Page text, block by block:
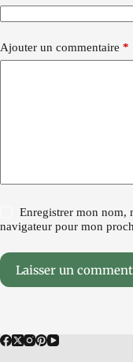
Ajouter un commentaire *
Enregistrer mon nom,
navigateur pour mon
Laisser un